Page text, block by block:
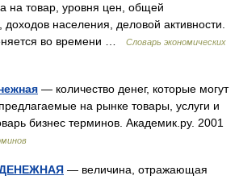
на товар, уровня цен, общей
населения, деловой активности.
во времени …
Словарь экономических
— количество денег, которые могут
на рынке товары, услуги и
бизнес терминов. Академик.ру. 2001
— величина, отражающая